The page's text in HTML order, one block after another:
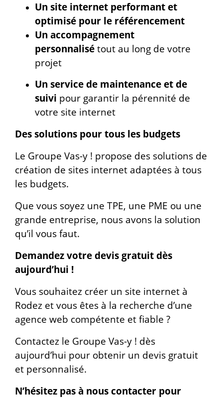
Un site internet performant et
optimisé pour le référencement
Un accompagnement
personnalisé tout au long de votre
projet
Un service de maintenance et de
suivi pour garantir la pérennité de
votre site internet
Des solutions pour tous les budgets
Le Groupe Vas-y ! propose des solutions de
création de sites internet adaptées à tous
les budgets.
Que vous soyez une TPE, une PME ou une
grande entreprise, nous avons la solution
qu’il vous faut.
Demandez votre devis gratuit dès
aujourd’hui !
Vous souhaitez créer un site internet à
Rodez et vous êtes à la recherche d’une
agence web compétente et fiable ?
Contactez le Groupe Vas-y ! dès
aujourd’hui pour obtenir un devis gratuit
et personnalisé.
N’hésitez pas à nous contacter pour